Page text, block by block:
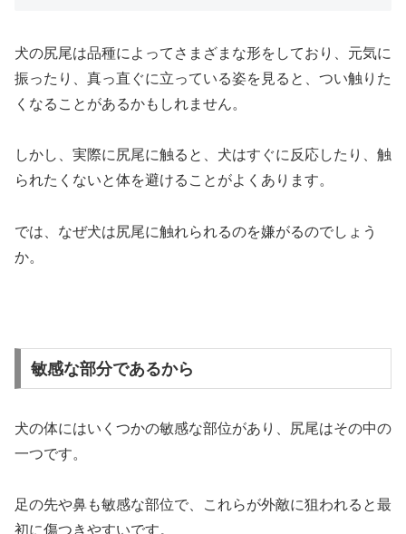
犬の尻尾は品種によってさまざまな形をしており、元気に
振ったり、真っ直ぐに立っている姿を見ると、つい触りた
くなることがあるかもしれません。
しかし、実際に尻尾に触ると、犬はすぐに反応したり、触
られたくないと体を避けることがよくあります。
では、なぜ犬は尻尾に触れられるのを嫌がるのでしょう
か。
敏感な部分であるから
犬の体にはいくつかの敏感な部位があり、尻尾はその中の
一つです。
足の先や鼻も敏感な部位で、これらが外敵に狙われると最
初に傷つきやすいです。